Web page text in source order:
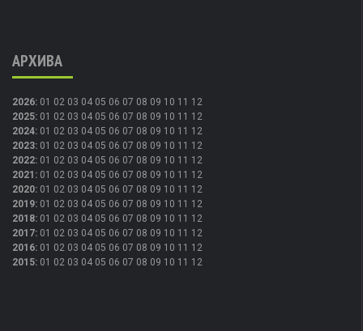
АРХИВА
2026: 01 02 03 04 05 06 07 08 09 10 11 12
2025: 01 02 03 04 05 06 07 08 09 10 11 12
2024: 01 02 03 04 05 06 07 08 09 10 11 12
2023: 01 02 03 04 05 06 07 08 09 10 11 12
2022: 01 02 03 04 05 06 07 08 09 10 11 12
2021 : 01 02 03 04 05 06 07 08 09 10 11 12
2020: 01 02 03 04 05 06 07 08 09 10 11 12
2019: 01 02 03 04 05 06 07 08 09 10 11 12
2018: 01 02 03 04 05 06 07 08 09 10 11 12
2017: 01 02 03 04 05 06 07 08 09 10 11 12
2016: 01 02 03 04 05 06 07 08 09 10 11 12
2015: 01 02 03 04 05 06 07 08 09 10 11 12